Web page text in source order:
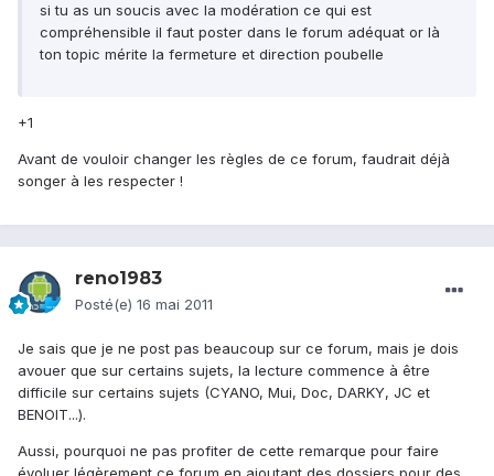
si tu as un soucis avec la modération ce qui est
compréhensible il faut poster dans le forum adéquat or là
ton topic mérite la fermeture et direction poubelle
+1
Avant de vouloir changer les règles de ce forum, faudrait déjà
songer à les respecter !
reno1983
Posté(e) 16 mai 2011
Je sais que je ne post pas beaucoup sur ce forum, mais je dois
avouer que sur certains sujets, la lecture commence à être
difficile sur certains sujets (CYANO, Mui, Doc, DARKY, JC et
BENOIT...).
Aussi, pourquoi ne pas profiter de cette remarque pour faire